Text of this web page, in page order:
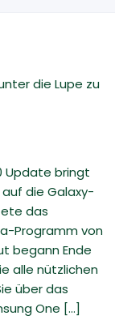
die Lupe zu
Update bringt
auf die Galaxy-
das
Programm von
begann Ende
alle nützlichen
über das
One [...]